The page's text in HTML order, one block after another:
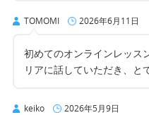
TOMOMI 2026年6月11日
初めてのオンラインレッス
リアに話していただき、と
keiko 2026年5月9日